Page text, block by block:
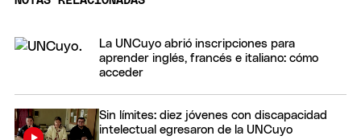
La UNCuyo abrió inscripciones para
aprender inglés, francés e italiano: cómo
acceder
Sin límites: diez jóvenes con discapacidad
intelectual egresaron de la UNCuyo